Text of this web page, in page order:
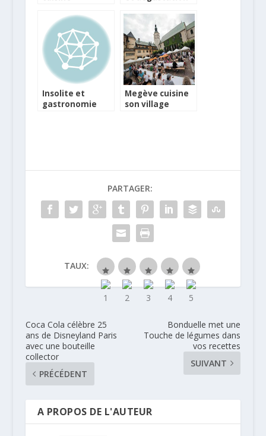
avec Les Dîners
Durables
Thorens
Insolite et
gastronomie
Megève cuisine
son village
PARTAGER:
TAUX:
Coca Cola célèbre 25
ans de Disneyland Paris
avec une bouteille
collector
PRÉCÉDENT
Bonduelle met une
Touche de légumes dans
vos recettes
SUIVANT
A PROPOS DE L'AUTEUR